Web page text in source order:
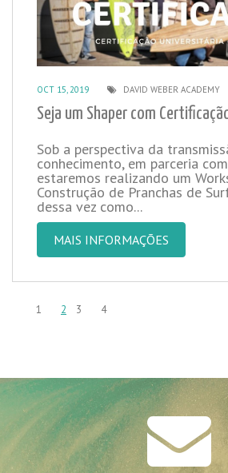
OCT 15, 2019 DAVID WEBER ACADEMY
Seja um Shaper com
Sob a perspectiva da
conhecimento, em parceria
estaremos realizando um
Construção de Pranchas de
dessa vez como...
MAIS INFORMAÇÕES
1 2 3 4